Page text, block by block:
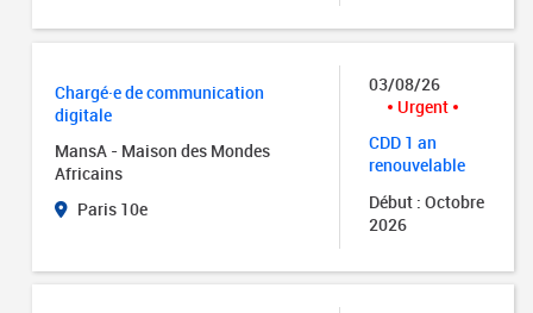
Chargé·e de communication
digitale
MansA - Maison des Mondes
Africains
Paris 10e
03/08/26
Urgent
CDD 1 an
renouvelable
Début : Octobre
2026